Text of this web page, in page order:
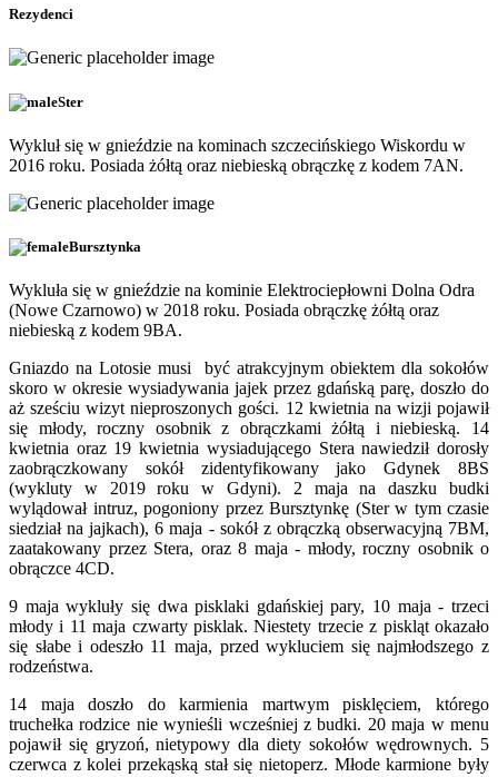
Rezydenci
Ster
Wykluł się w gnieździe na kominach szczecińskiego Wiskordu w
2016 roku. Posiada żółtą oraz niebieską obrączkę z kodem 7AN.
Bursztynka
Wykluła się w gnieździe na kominie Elektrociepłowni Dolna Odra
(Nowe Czarnowo) w 2018 roku. Posiada obrączkę żółtą oraz
niebieską z kodem 9BA.
Gniazdo na Lotosie musi być atrakcyjnym obiektem dla sokołów
skoro w okresie wysiadywania jajek przez gdańską parę, doszło do
aż sześciu wizyt nieproszonych gości. 12 kwietnia na wizji pojawił
się młody, roczny osobnik z obrączkami żółtą i niebieską. 14
kwietnia oraz 19 kwietnia wysiadującego Stera nawiedził dorosły
zaobrączkowany sokół zidentyfikowany jako Gdynek 8BS
(wykluty w 2019 roku w Gdyni). 2 maja na daszku budki
wylądował intruz, pogoniony przez Bursztynkę (Ster w tym czasie
siedział na jajkach), 6 maja - sokół z obrączką obserwacyjną 7BM,
zaatakowany przez Stera, oraz 8 maja - młody, roczny osobnik o
obrączce 4CD.
9 maja wykluły się dwa pisklaki gdańskiej pary, 10 maja - trzeci
młody i 11 maja czwarty pisklak. Niestety trzecie z piskląt okazało
się słabe i odeszło 11 maja, przed wykluciem się najmłodszego z
rodzeństwa.
14 maja doszło do karmienia martwym pisklęciem, którego
truchełka rodzice nie wynieśli wcześniej z budki. 20 maja w menu
pojawił się gryzoń, nietypowy dla diety sokołów wędrownych. 5
czerwca z kolei przekąską stał się nietoperz. Młode karmione były